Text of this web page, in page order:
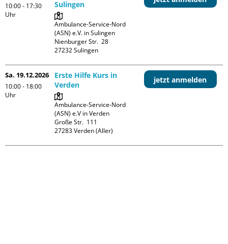
10:00 - 17:30
Uhr
Sulingen
Ambulance-Service-Nord
(ASN) e.V. in Sulingen
Nienburger Str.  28
Sa. 19.12.2026
10:00 - 18:00
Uhr
Erste Hilfe Kurs in
Verden
Ambulance-Service-Nord
(ASN) e.V in Verden
Große Str.  111
jetzt anmelden